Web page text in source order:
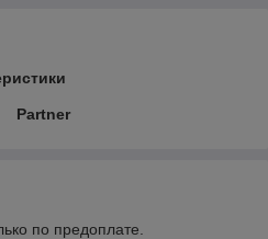
Partner
по предоплате.